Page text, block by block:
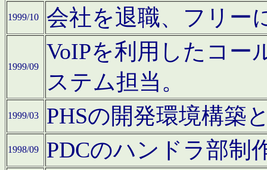
1999/10 会社を退職、フリー
1999/09
VoIPを利用したコー
ステム担当。
1999/03 PHSの開発環境構築
1998/09 PDCのハンドラ部制